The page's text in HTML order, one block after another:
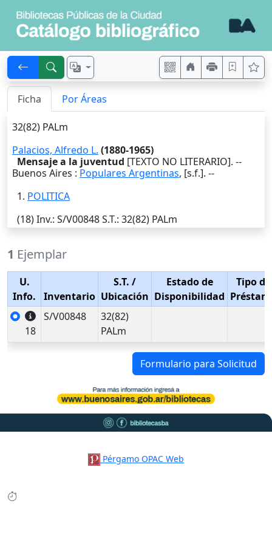
Ficha Por Áreas
32(82) PALm
Palacios, Alfredo L. (1880-1965)
Mensaje a la juventud [TEXTO NO LITERARIO]. --
Buenos Aires : Populares Argentinas, [s.f.]. --
1. POLITICA
(18)Inv.: S/V00848S.T.: 32(82) PALm
1 Ejemplar
U.
Info.
Inventario
S.T. /
Ubicación
Estado de
Disponibilidad
Tipo de
18
S/V00848
32(82)
PALm
Formulario para Solicitud
Pérgamo OPAC Web